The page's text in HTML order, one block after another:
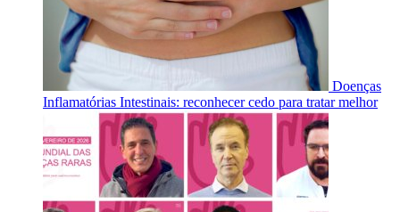
Doenças
Inflamatórias Intestinais: reconhecer cedo para tratar melhor